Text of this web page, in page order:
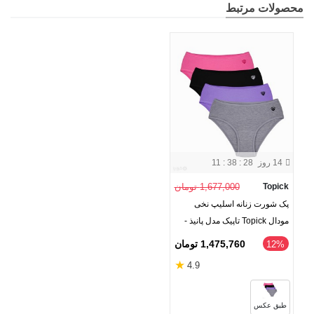
محصولات مرتبط
14 روز 11 : 38 : 28
Topick 1,677,000 تومان
پک شورت زنانه اسلیپ نخی
مودال Topick تاپیک مدل پانیذ -
بسته 4 عددی
‎12% 1,475,760 تومان
4.9
★
طبق عکس